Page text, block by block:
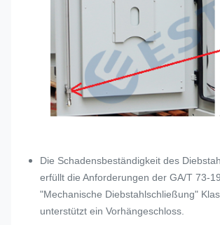
Die Schadensbeständigkeit des
erfüllt die Anforderungen der GA/T 73-
"Mechanische Diebstahlschließung"
unterstützt ein Vorhängeschloss.